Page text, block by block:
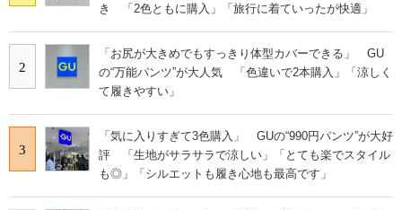
き 「2色ともに購入」「旅行に着ていったが快適」
2
「お尻が大きめでもすっきり体型カバーできる」 GU
の“万能パンツ”が大人気 「色違いで2本購入」「涼しく
て履きやすい」
3
「気に入りすぎて3色購入」 GUの“990円パンツ”が大好
評 「生地がサラサラで涼しい」「とても楽でスタイル
も◎」「シルエットも履き心地も最高です」